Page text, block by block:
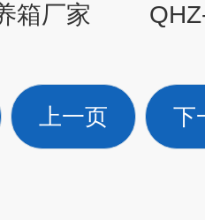
箱厂家
上一页 下